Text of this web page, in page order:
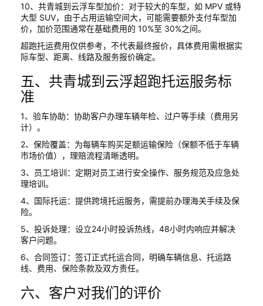
10、共青城到云浮车型加价：对于较大的车型，如 MPV 或特
大型 SUV，由于占用运输空间大，可能需要额外支付车型加
价，加价范围通常在基础费用的 10%至 30%之间。
超跑托运费用仅供参考，不代表最终报价，具体费用需根据实
际车型、距离、线路及服务报价确定。
五、共青城到云浮超跑托运服务标
准
1、验车协助：协助客户办理车辆年检、过户等手续（费用另
计）。
2、保险覆盖：为每辆车购买足额运输保险（保额不低于车辆
市场价值），理赔流程清晰透明。
3、员工培训：定期对员工进行安全操作、服务规范及应急处
理培训。
4、国际托运：提供跨境托运服务，需提前办理海关手续及保
险。
5、投诉处理：设立24小时投诉热线，48小时内响应并解决
客户问题。
6、合同签订：签订正式托运合同，明确车辆信息、托运路
线、费用、保险条款及双方责任。
六、客户对我们的评价